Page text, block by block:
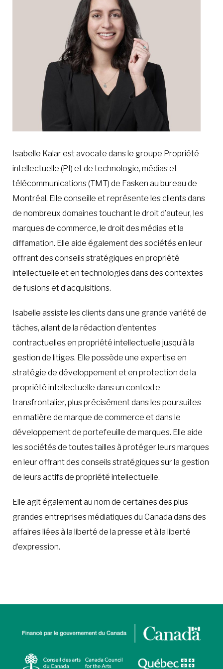
À LA POINTE DE LA PROFESSION
DEVENIR MEMBRE
Isabelle Kalar est avocate dans le groupe Propriété
intellectuelle (PI) et de technologie, médias et
télécommunications (TMT) de Fasken au bureau de
Montréal. Elle conseille et représente les clients dans
de nombreux domaines touchant le droit d’auteur, les
marques de commerce, le droit des médias et la
diffamation. Elle aide également des sociétés en leur
offrant des conseils stratégiques en propriété
intellectuelle et en technologies dans des contextes
de fusions et d’acquisitions.
Isabelle assiste les clients dans une grande variété de
tâches, allant de la rédaction d’ententes
contractuelles en propriété intellectuelle jusqu’à la
gestion de litiges. Elle possède une expertise en
stratégie de développement et en protection de la
propriété intellectuelle dans un contexte
transfrontalier, plus précisément dans les poursuites
en matière de marque de commerce et dans le
développement de portefeuille de marques. Elle aide
les sociétés de toutes tailles à protéger leurs marques
en leur offrant des conseils stratégiques sur la gestion
de leurs actifs de propriété intellectuelle.
Elle agit également au nom de certaines des plus
grandes entreprises médiatiques du Canada dans des
affaires liées à la liberté de la presse et à la liberté
d’expression.